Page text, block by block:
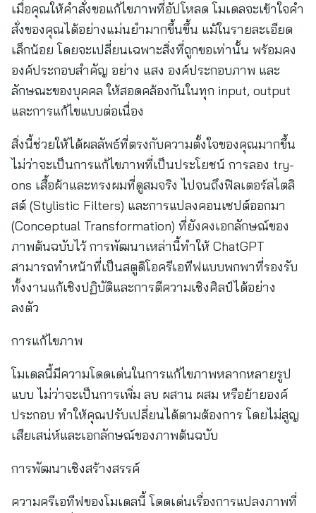
เมื่อคุณให้คำสั่งขอแก้ไขภาพที่อัปโหลด โมเดลจะเข้าใจคำ
สั่งของคุณได้อย่างแม่นยำมากขึ้นขึ้น แม้ในรายละเอียด
เล็กน้อย โดยจะเปลี่ยนเฉพาะสิ่งที่ถูกขอเท่านั้น พร้อมคง
องค์ประกอบสำคัญ อย่าง แสง องค์ประกอบภาพ และ
ลักษณะของบุคคล ให้สอดคล้องกันในทุก input, output
และการแก้ไขแบบต่อเนื่อง
สิ่งนี้ช่วยให้ได้ผลลัพธ์ที่ตรงกับความตั้งใจของคุณมากขึ้น
ไม่ว่าจะเป็นการแก้ไขภาพที่เป็นประโยชน์ การลอง try-
ons เสื้อผ้าและทรงผมที่ดูสมจริง ไปจนถึงฟิลเตอร์สไตลิ
สต์ (Stylistic Filters) และการแปลงคอนเซปต์ออกมา
(Conceptual Transformation) ที่ยังคงเอกลักษณ์ของ
ภาพต้นฉบับไว้ การพัฒนาเหล่านี้ทำให้ ChatGPT
สามารถทำหน้าที่เป็นสตูดิโอครีเอทีฟแบบพกพาที่รองรับ
ทั้งงานแก้เชิงปฏิบัติและการตีความเชิงศิลป์ได้อย่าง
ลงตัว
การแก้ไขภาพ
โมเดลนี้มีความโดดเด่นในการแก้ไขภาพหลากหลายรูป
แบบ ไม่ว่าจะเป็นการเพิ่ม ลบ ผสาน ผสม หรือย้ายองค์
ประกอบ ทำให้คุณปรับเปลี่ยนได้ตามต้องการ โดยไม่สูญ
เสียเสน่ห์และเอกลักษณ์ของภาพต้นฉบับ
การพัฒนาเชิงสร้างสรรค์
ความครีเอทีฟของโมเดลนี้ โดดเด่นเรื่องการแปลงภาพที่